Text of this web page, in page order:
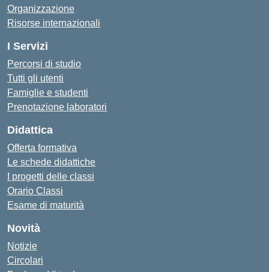
Organizzazione
Risorse internazionali
I Servizi
Percorsi di studio
Tutti gli utenti
Famiglie e studenti
Prenotazione laboratori
Didattica
Offerta formativa
Le schede didattiche
I progetti delle classi
Orario Classi
Esame di maturità
Novità
Notizie
Circolari